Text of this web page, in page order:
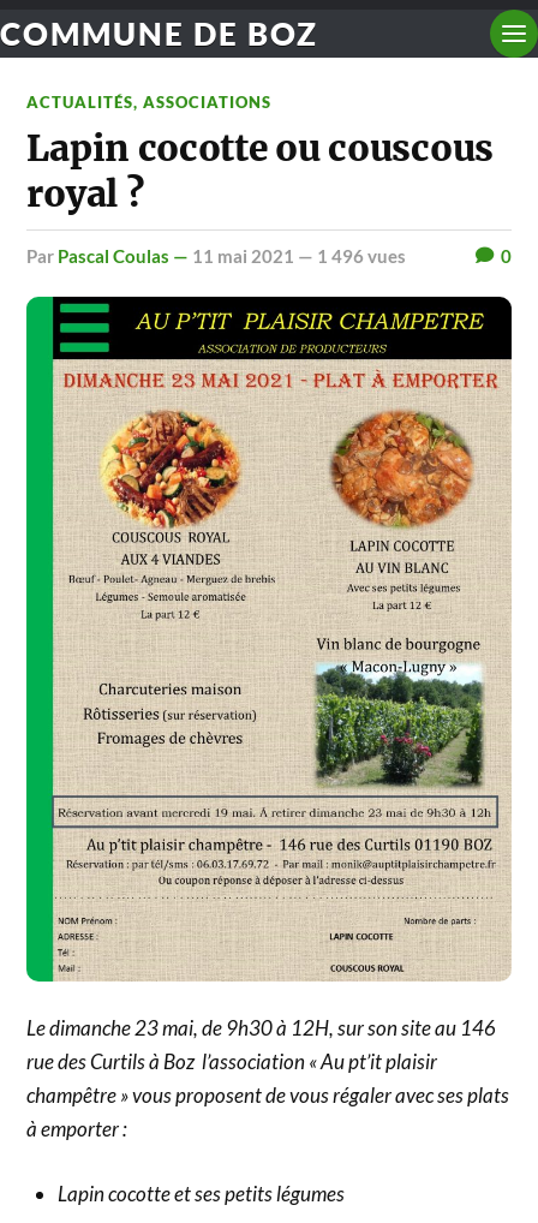
COMMUNE DE BOZ
ACTUALITÉS,ASSOCIATIONS
Lapin cocotte ou couscous
royal ?
par Pascal Coulas — 11 mai 2021 — 1 496 vues 0
Le dimanche 23 mai, de 9h30 à 12H, sur son site au 146
rue des Curtils à Boz l’association « Au pt’it plaisir
champêtre » vousproposent de vous régaler avec ses plats
à emporter :
Lapin cocotte et ses petits légumes